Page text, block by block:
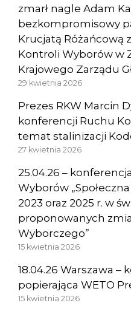
zmarł nagle Adam
bezkompromisowy
Krucjatą Różańcową
Kontroli Wyborów w
Krajowego Zarządu
29 kwietnia 2026
Prezes RKW Marcin
konferencji Ruchu
temat stalinizacji
27 kwietnia 2026
25.04.26 –
Wyborów
2023 oraz 2025 r. w
proponowanych
Wyborczego”
15 kwietnia 2026
18.04.26 Warszawa –
popierająca WETO
15 kwietnia 2026